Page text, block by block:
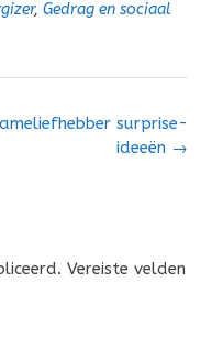
, Gedrag en sociaal
surprise-
ideeën →
Vereiste velden